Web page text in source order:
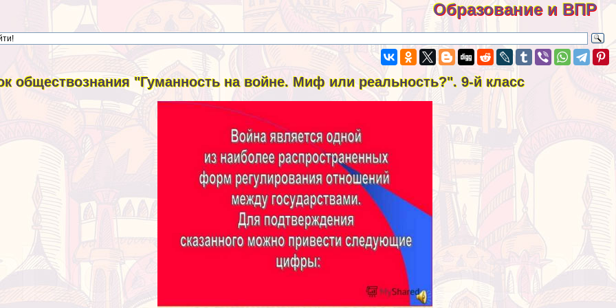
Образование и ВПР
обществознания "Гуманность на войне. Миф или реальность?". 9-й класс